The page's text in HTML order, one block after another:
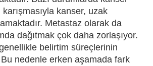
kanser, uzak
Metastaz olarak da
dağıtmak çok daha zorlaşıyor.
belirtim süreçlerinin
Bu nedenle erken aşamada fark